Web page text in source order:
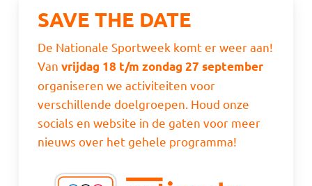
SAVE THE DATE
De Nationale Sportweek komt er weer aan!
Van vrijdag 18 t/m zondag 27 september
organiseren we activiteiten voor
verschillende doelgroepen. Houd onze
socials en website in de gaten voor meer
nieuws over het gehele programma!